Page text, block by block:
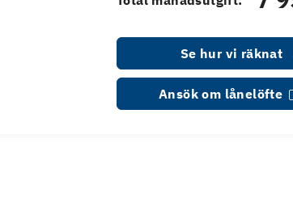
Se hur vi räknat
Ansök om lånelöfte